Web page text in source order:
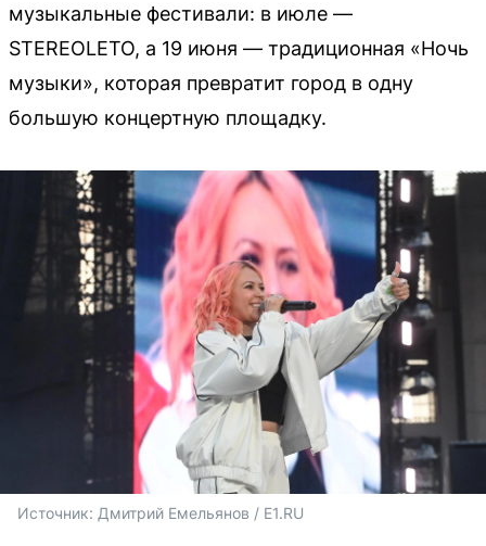
музыкальные фестивали: в июле —
STEREOLETO, а 19 июня — традиционная «Ночь
музыки», которая превратит город в одну
большую концертную площадку.
Источник: Дмитрий Емельянов / E1.RU